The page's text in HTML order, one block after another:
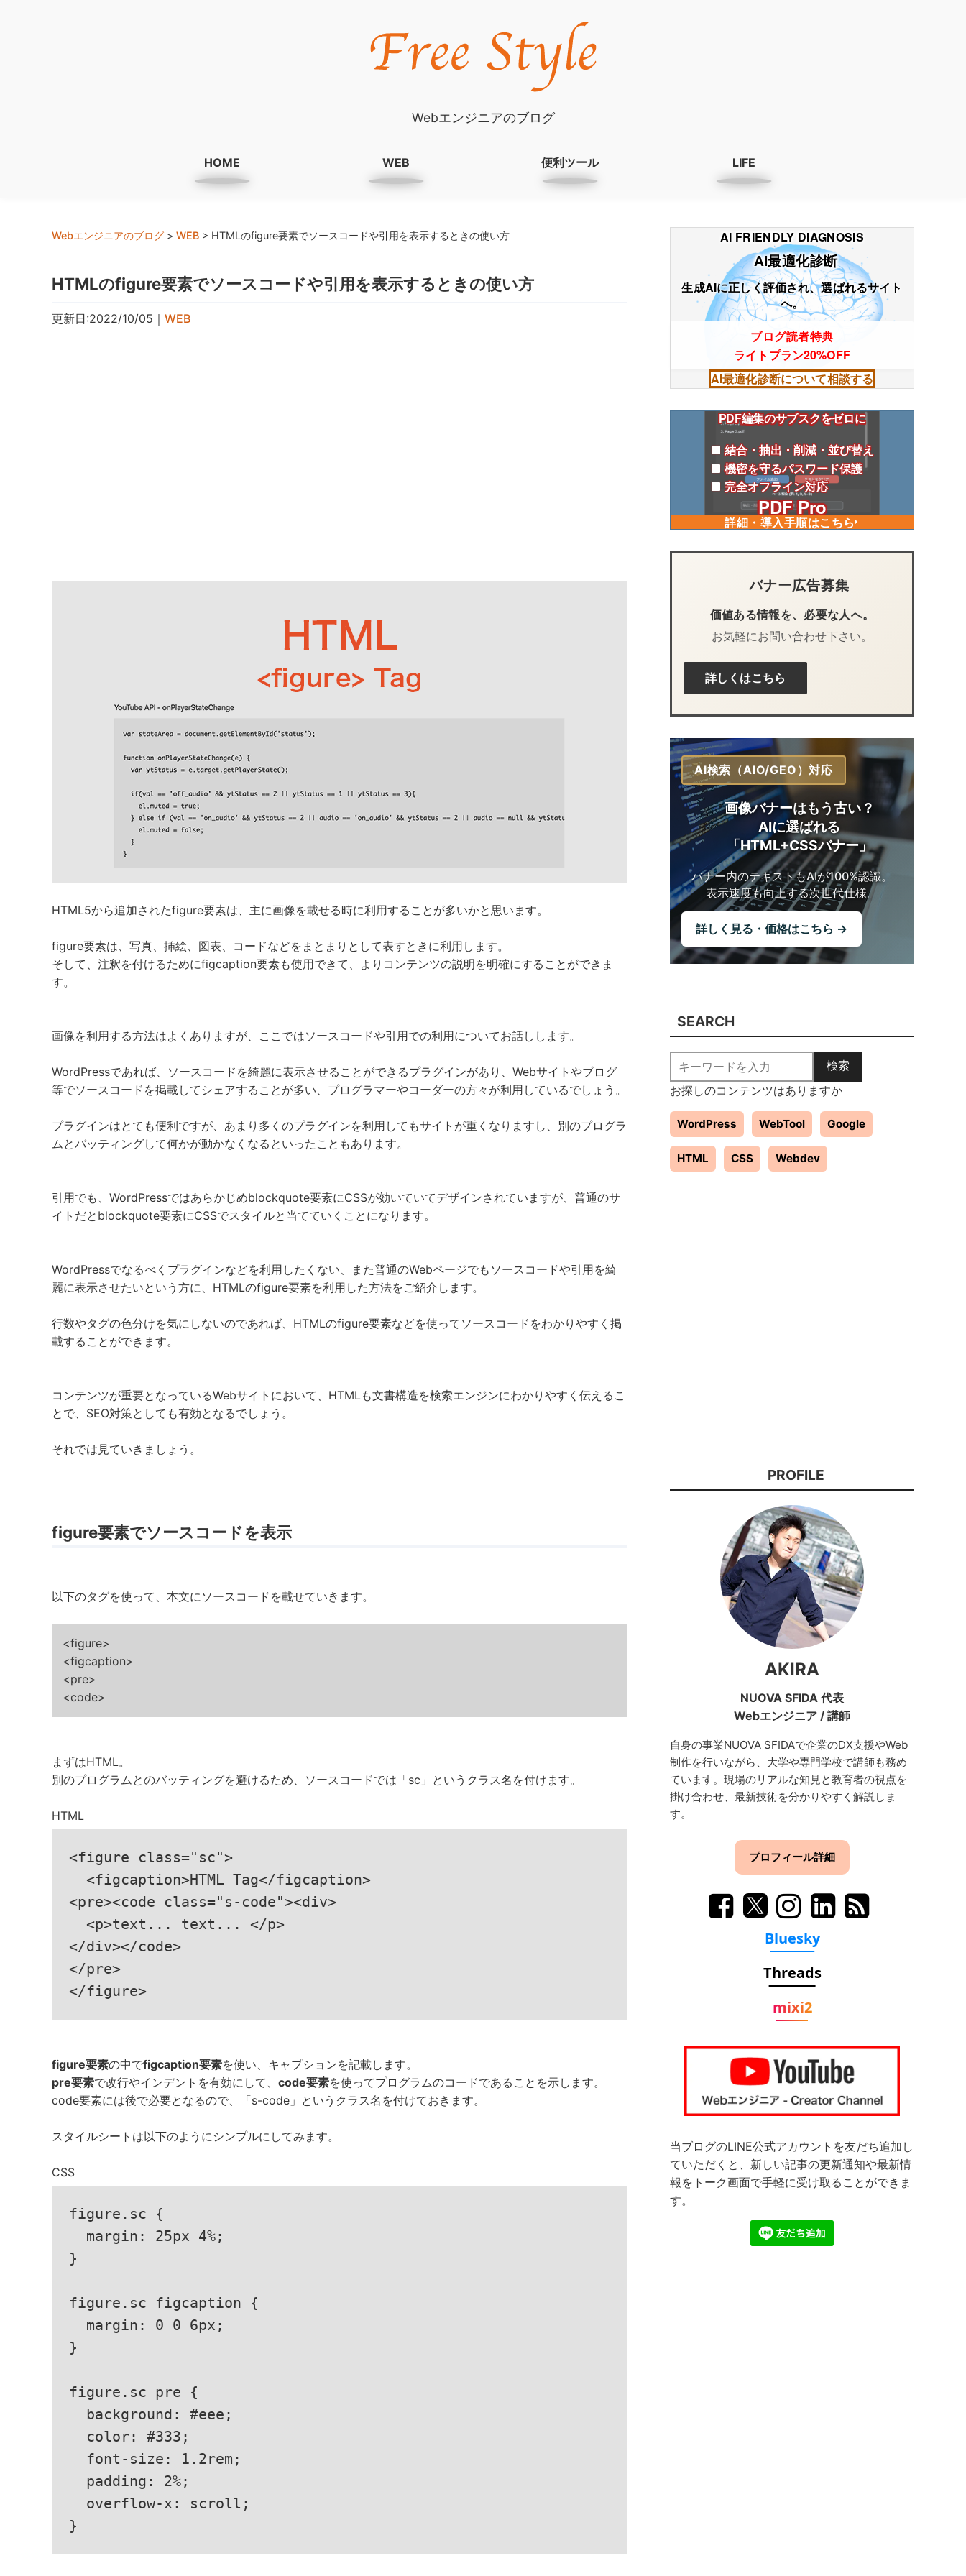
Webエンジニアのブログ
HOME WEB 便利ツール LIFE
Webエンジニアのブログ > WEB > HTMLのfigure要素でソースコードや引用を表示するときの使い方
HTMLのfigure要素でソースコードや引用を表示するときの使い方
更新日:2022/10/05 ｜ WEB
HTML5から追加されたfigure要素は、主に画像を載せる時に利用することが多いかと思います。
figure要素は、写真、挿絵、図表、コードなどをまとまりとして表すときに利用します。
そして、注釈を付けるためにfigcaption要素も使用できて、よりコンテンツの説明を明確にすることができま
す。
画像を利用する方法はよくありますが、ここではソースコードや引用での利用についてお話しします。
WordPressであれば、ソースコードを綺麗に表示させることができるプラグインがあり、Webサイトやブログ
等でソースコードを掲載してシェアすることが多い、プログラマーやコーダーの方々が利用しているでしょう。
プラグインはとても便利ですが、あまり多くのプラグインを利用してもサイトが重くなりますし、別のプログラ
ムとバッティングして何かが動かなくなるといったこともあります。
引用でも、WordPressではあらかじめblockquote要素にCSSが効いていてデザインされていますが、普通のサ
イトだとblockquote要素にCSSでスタイルと当てていくことになります。
WordPressでなるべくプラグインなどを利用したくない、また普通のWebページでもソースコードや引用を綺
麗に表示させたいという方に、HTMLのfigure要素を利用した方法をご紹介します。
行数やタグの色分けを気にしないのであれば、HTMLのfigure要素などを使ってソースコードをわかりやすく掲
載することができます。
コンテンツが重要となっているWebサイトにおいて、HTMLも文書構造を検索エンジンにわかりやすく伝えるこ
とで、SEO対策としても有効となるでしょう。
それでは見ていきましょう。
figure要素でソースコードを表示
以下のタグを使って、本文にソースコードを載せていきます。
<figure>
<figcaption>
<pre>
<code>
まずはHTML。
別のプログラムとのバッティングを避けるため、ソースコードでは「sc」というクラス名を付けます。
HTML
<figure class="sc">
  <figcaption>HTML Tag</figcaption>
<pre><code class="s-code"><div>
  <p>text... text... </p>
</div></code>
</pre>
</figure>
figure要素の中でfigcaption要素を使い、キャプションを記載します。
pre要素で改行やインデントを有効にして、 code要素を使ってプログラムのコードであることを示します。
code要素には後で必要となるので、「s-code」というクラス名を付けておきます。
スタイルシートは以下のようにシンプルにしてみます。
CSS
figure.sc {
  margin: 25px 4%;
}
figure.sc figcaption {
  margin: 0 0 6px;
}
figure.sc pre {
  background: #eee;
  color: #333;
  font-size: 1.2rem;
  padding: 2%;
  overflow-x: scroll;
}
AI FRIENDLY DIAGNOSIS
AI最適化診断
生成AIに正しく評価され、選ばれるサイト
へ。
ブログ読者特典
ライトプラン20%OFF
AI最適化診断について相談する
PDF編集のサブスクをゼロに
結合・抽出・削減・並び替え
機密を守るパスワード保護
完全オフライン対応
PDF Pro
詳細・導入手順はこちら
バナー広告募集
価値ある情報を、必要な人へ。
お気軽にお問い合わせ下さい。
詳しくはこちら
AI検索（AIO/GEO）対応
画像バナーはもう古い？
AIに選ばれる
「HTML+CSSバナー」
バナー内のテキストもAIが100%認識。
表示速度も向上する次世代仕様。
詳しく見る・価格はこちら →
SEARCH
検索
お探しのコンテンツはありますか
WordPress WebTool Google
HTML CSS Webdev
PROFILE
AKIRA
NUOVA SFIDA 代表
Webエンジニア / 講師
自身の事業NUOVA SFIDAで企業のDX支援やWeb
制作を行いながら、大学や専門学校で講師も務め
ています。現場のリアルな知見と教育者の視点を
掛け合わせ、最新技術を分かりやすく解説しま
す。
プロフィール詳細
Bluesky
Threads
mixi2
当ブログのLINE公式アカウントを友だち追加し
ていただくと、新しい記事の更新通知や最新情
報をトーク画面で手軽に受け取ることができま
す。